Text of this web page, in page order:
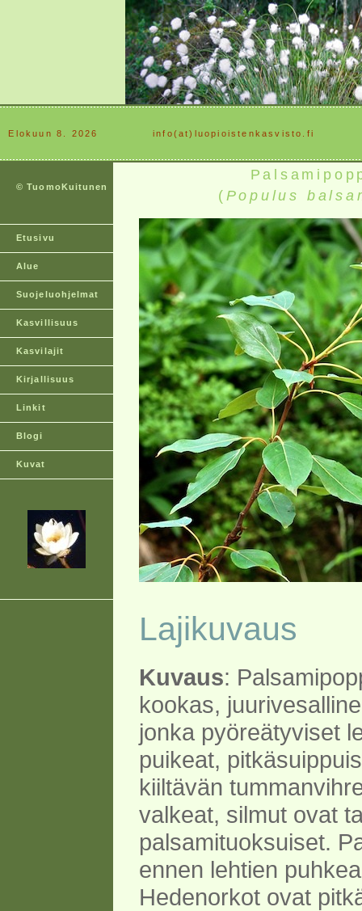
Elokuun 8. 2026 ............info(at)luopioistenkasvisto.fi
© TuomoKuitunen
Etusivu
Alue
Suojeluohjelmat
Kasvillisuus
Kasvilajit
Kirjallisuus
Linkit
Blogi
Kuvat
( Populus
Lajikuvaus
Kuvaus:
kookas,
jonka pyöreätyviset
puikeat,
kiiltävän
valkeat, silmut ovat
palsamituoksuiset.
ennen lehtien
Hedenorkot ovat